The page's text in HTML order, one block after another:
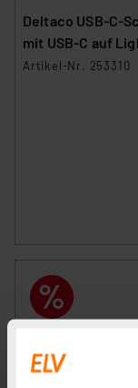
Deltaco USB-C-
mit USB-C auf
Artikel-Nr. 253310